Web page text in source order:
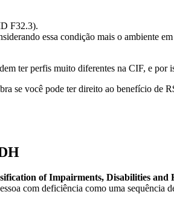
F32.3).
essa condição mais o ambiente
ter perfis muito diferentes na CIF, e por
se você pode ter direito ao benefício de
of Impairments, Disabilities and
com deficiência como uma sequência